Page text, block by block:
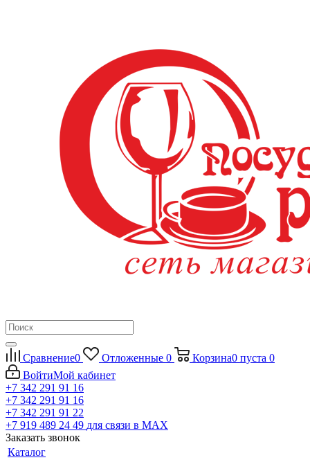
Сравнение0 Отложенные 0 Корзина0 пуста 0
ВойтиМой кабинет
+7 342 291 91 16
+7 342 291 91 16
+7 342 291 91 22
+7 919 489 24 49 для связи в МАХ
Заказать звонок
Каталог